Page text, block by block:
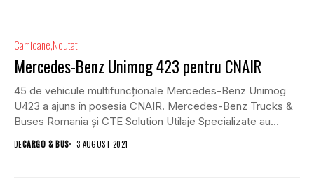
Camioane Noutati
Mercedes-Benz Unimog 423 pentru CNAIR
45 de vehicule multifuncționale Mercedes-Benz Unimog
U423 a ajuns în posesia CNAIR. Mercedes-Benz Trucks &
Buses Romania și CTE Solution Utilaje Specializate au
DECARGO & BUS 3 AUGUST 2021